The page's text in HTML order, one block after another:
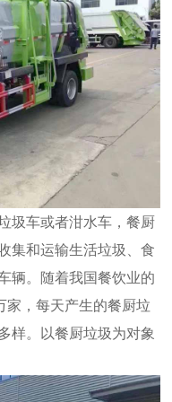
圾车或者泔水车，餐厨
集和运输生活垃圾、食
辆。随着我国餐饮业的
家，每天产生的餐厨垃
样。以餐厨垃圾为对象